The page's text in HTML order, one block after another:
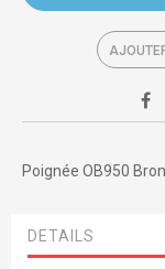
Poignée OB950
DETAILS